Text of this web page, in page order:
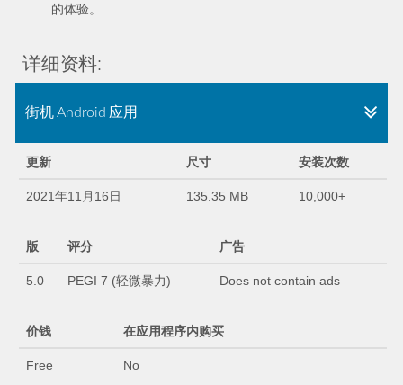
的体验。
详细资料:
街机 Android 应用
更新 尺寸 安装次数
2021年11月16日 135.35 MB 10,000+
版 评分 广告
5.0 PEGI 7 (轻微暴力) Does not contain ads
价钱 在应用程序内购买
Free No